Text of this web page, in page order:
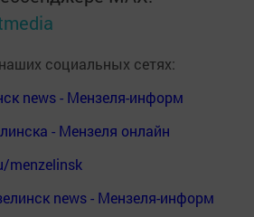
социальных сетях:
news - Мензеля-информ
- Мензеля онлайн
menzelinsk
news - Мензеля-информ